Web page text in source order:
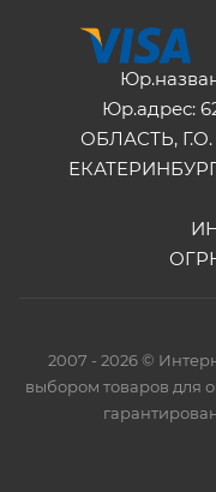
Юр.адрес:
ОБЛАСТЬ,
2007 - 2026 ©
выбором товаров для